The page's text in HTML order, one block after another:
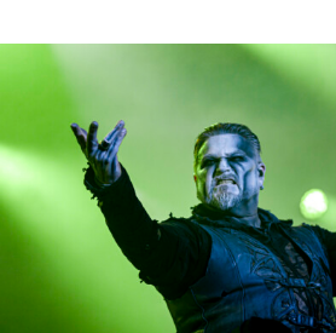
POWERWOLF
POWERWOLF